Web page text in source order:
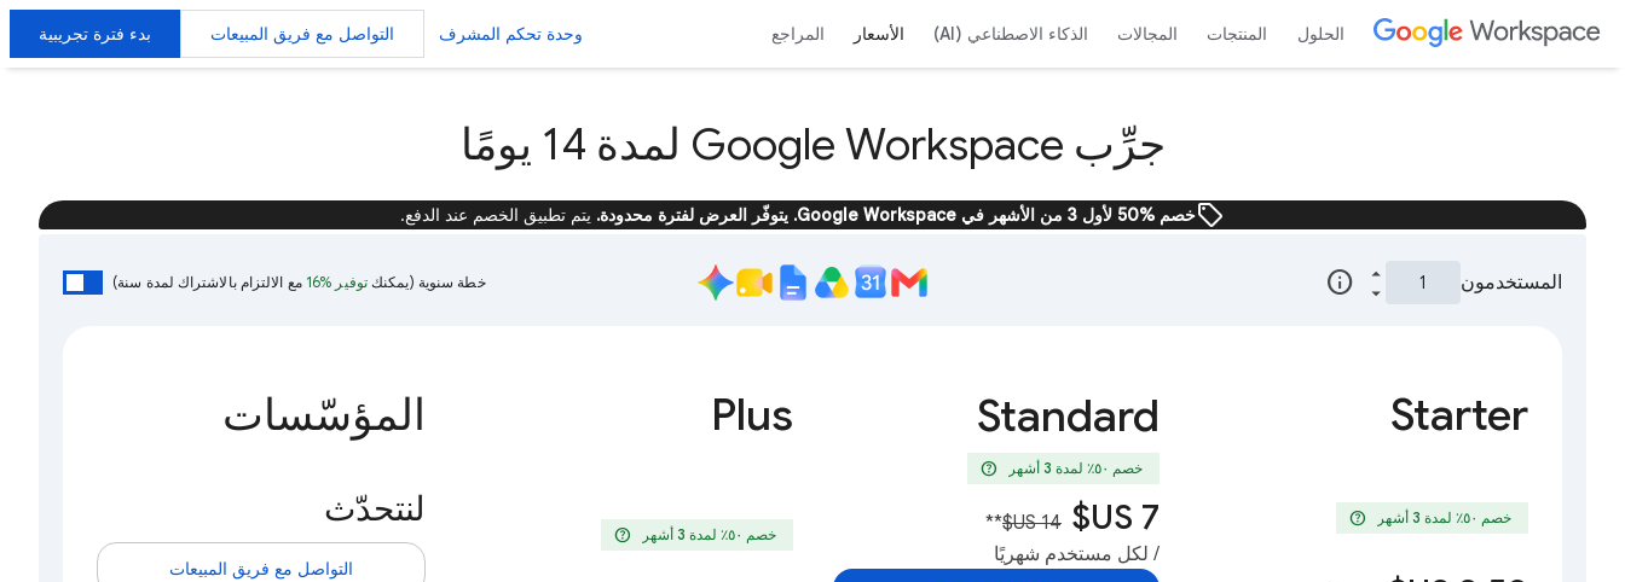
الحلول المنتجات المجالات الذكاء الاصطناعي (AI) الأسعار المراجع وحدة تحكم المشرف التواصل مع فريق المبيعات بدء فترة تجريبية
جرِّب Google Workspace لمدة 14 يومًا
sellخصم %50 لأول 3 من الأشهر في Google Workspace. يتوفّر العرض لفترة محدودة. يتم تطبيق الخصم عند الدفع.
المستخدمون info خطة سنوية (يمكنكتوفير %16 مع الالتزام بالاشتراك لمدة سنة)
Starter
خصم ٥٠٪؜ لمدة 3 أشهر help
Standard
خصم ٥٠٪؜ لمدة 3 أشهر help
**
/ لكل مستخدم شهريًا
Plus
خصم ٥٠٪؜ لمدة 3 أشهر help
المؤسّسات
لنتحدّث
التواصل مع فريق المبيعات